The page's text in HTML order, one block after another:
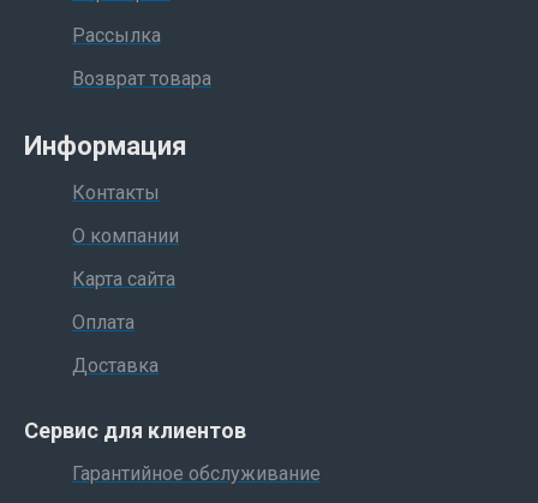
Рассылка
Возврат товара
Информация
Контакты
О компании
Карта сайта
Оплата
Доставка
Сервис для клиентов
Гарантийное обслуживание